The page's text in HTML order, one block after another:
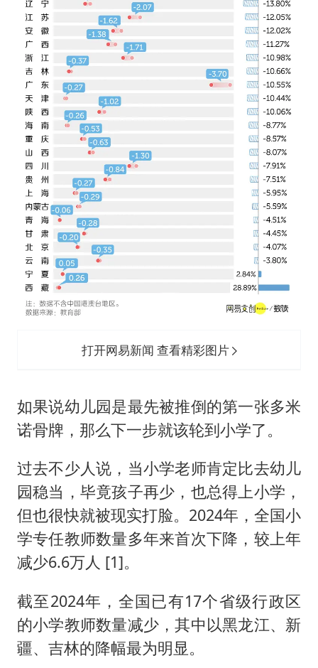
打开网易新闻 查看精彩图片
如果说幼儿园是最先被推倒的第一张多米
诺骨牌，那么下一步就该轮到小学了。
过去不少人说，当小学老师肯定比去幼儿
园稳当，毕竟孩子再少，也总得上小学，
但也很快就被现实打脸。2024年，全国小
学专任教师数量多年来首次下降，较上年
减少6.6万人 [1]。
截至2024年，全国已有17个省级行政区
的小学教师数量减少，其中以黑龙江、新
疆、吉林的降幅最为明显。